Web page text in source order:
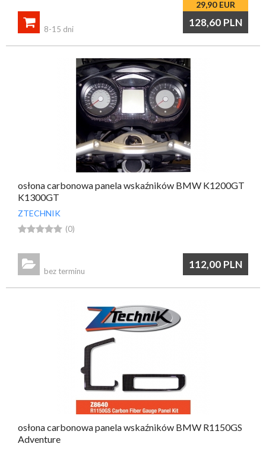
29,90 EUR
128,60 PLN

8-15 dni
osłona carbonowa panela wskaźników BMW K1200GT
K1300GT
ZTECHNIK
 (0)
112,00 PLN

bez terminu
osłona carbonowa panela wskaźników BMW R1150GS
Adventure